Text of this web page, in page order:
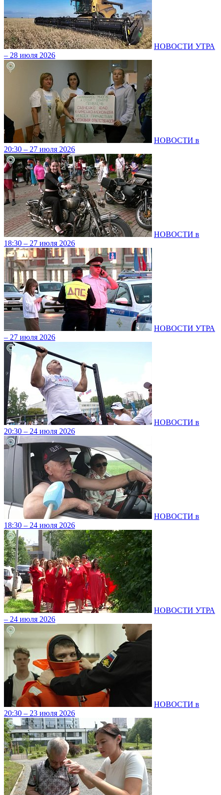
НОВОСТИ УТРА
– 28 июля 2026
НОВОСТИ в
20:30 – 27 июля 2026
НОВОСТИ в
18:30 – 27 июля 2026
НОВОСТИ УТРА
– 27 июля 2026
НОВОСТИ в
20:30 – 24 июля 2026
НОВОСТИ в
18:30 – 24 июля 2026
НОВОСТИ УТРА
– 24 июля 2026
НОВОСТИ в
20:30 – 23 июля 2026